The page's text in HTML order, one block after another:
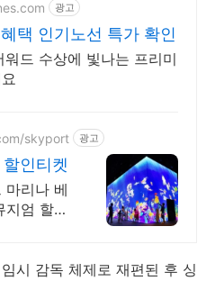
광고
택 인기노선 특가 확인
드 수상에 빛나는 프리미
skyport 광고
인티켓
마리나 베
엄 할인
시 감독 체제로 재편된 후 싱